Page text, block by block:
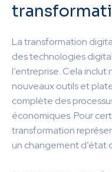
La transformation
des technologies
l’entreprise. Cela
nouveaux outils et
complète des
économiques. Pour
transformation
un changement d’état